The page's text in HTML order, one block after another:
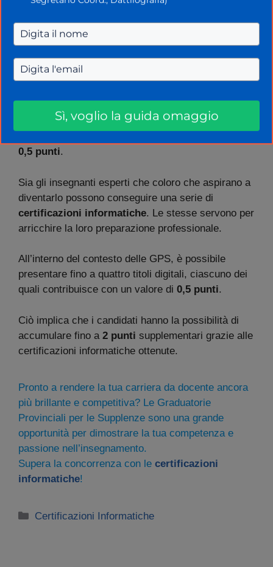
della programmazione e della robotica.
Questa attestazione si rivela di notevole importanza
per promuovere un’istruzione digitale solida e
In particolare, il corso di Coding viene valutato con
0,5 punti.
Sia gli insegnanti esperti che coloro che aspirano a
diventarlo possono conseguire una serie di
certificazioni informatiche. Le stesse servono per
arricchire la loro preparazione professionale.
All’interno del contesto delle GPS, è possibile
presentare fino a quattro titoli digitali, ciascuno dei
quali contribuisce con un valore di 0,5 punti.
Ciò implica che i candidati hanno la possibilità di
accumulare fino a 2 punti supplementari grazie alle
certificazioni informatiche ottenute.
Pronto a rendere la tua carriera da docente ancora
più brillante e competitiva? Le Graduatorie
Provinciali per le Supplenze sono una grande
opportunità per dimostrare la tua competenza e
passione nell’insegnamento.
Supera la concorrenza con le certificazioni
informatiche!
Categorie
Certificazioni Informatiche
Sì, voglio la guida omaggio